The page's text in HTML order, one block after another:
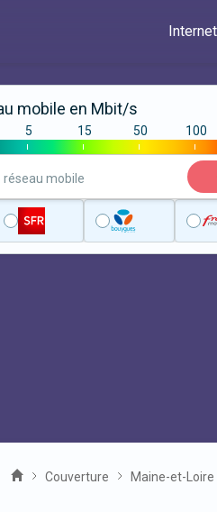
Internet
mobile en Mbit/s
|
5
|
15
|
50
|
100
mobile
Couverture Maine-et-Loire